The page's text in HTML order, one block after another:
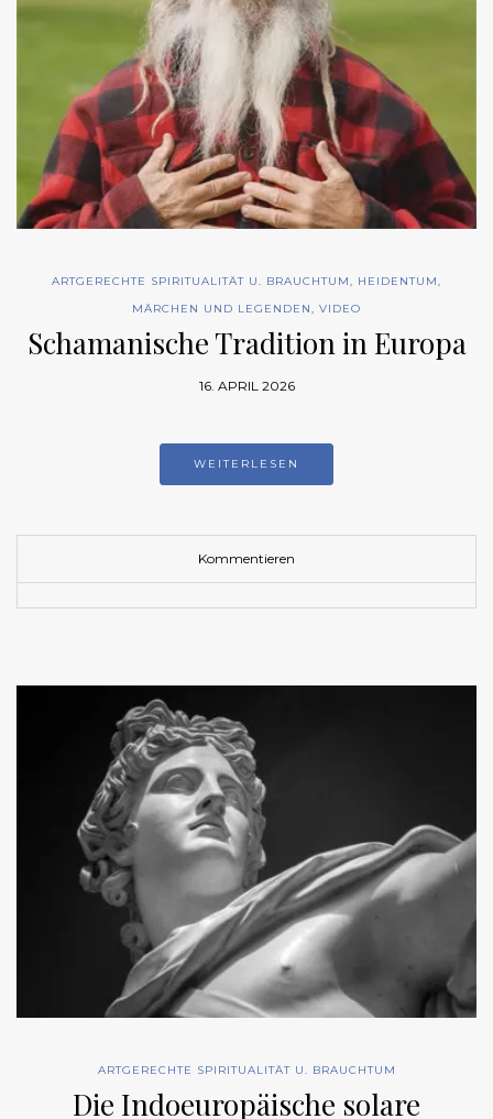
ARTGERECHTE SPIRITUALITÄT U. BRAUCHTUM, HEIDENTUM,
MÄRCHEN UND LEGENDEN, VIDEO
Schamanische Tradition in Europa
16. APRIL 2026
WEITERLESEN
Kommentieren
ARTGERECHTE SPIRITUALITÄT U. BRAUCHTUM
Die Indoeuropäische solare